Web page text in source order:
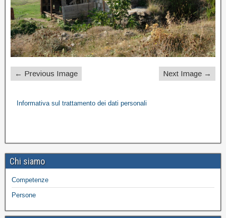
← Previous Image Next Image →
Informativa sul trattamento dei dati personali
Chi siamo
Competenze
Persone